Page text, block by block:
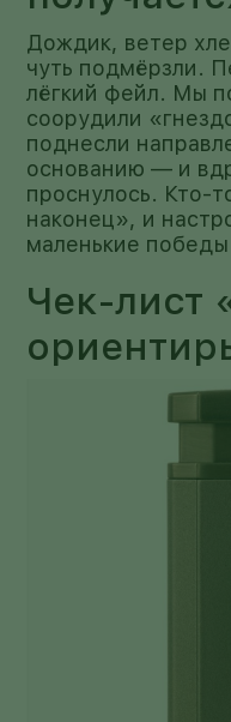
Дождик, ветер
чуть подмёрзли.
лёгкий фейл. Мы
соорудили
поднесли
основанию — и
проснулось. Кто-
наконец», и
маленькие
Чек-лист